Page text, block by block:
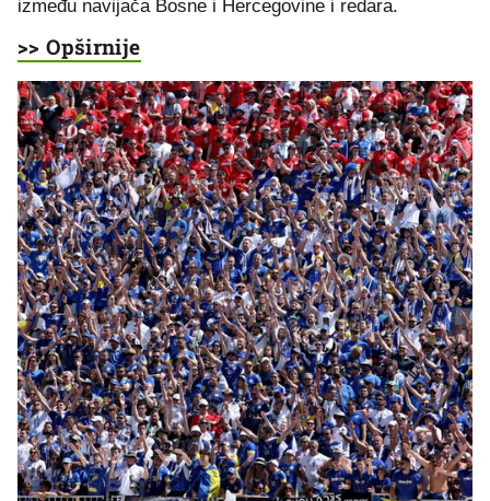
između navijača Bosne i Hercegovine i redara.
>> Opširnije